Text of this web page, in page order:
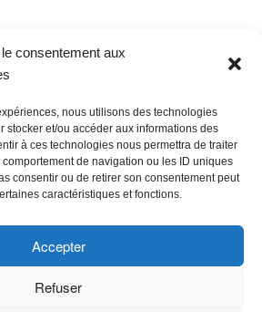
consentement aux
nous utilisons des technologies
stocker et/ou accéder aux informations des
à ces technologies nous permettra de traiter
de navigation ou les ID uniques
consentir ou de retirer son consentement peut
caractéristiques et fonctions.
Accepter
Refuser
: le guide pratique
il encore y penser ?
création d’une entreprise
comptabilité